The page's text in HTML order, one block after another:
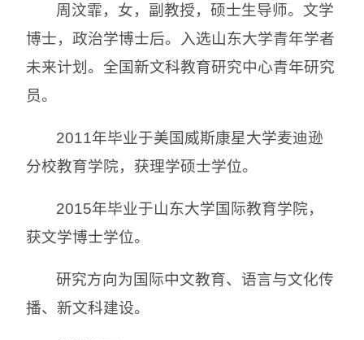
周汶霏，女，副教授，硕士生导师。文学
博士，政治学博士后。入选山东大学青年学者
未来计划。全国新文科教育研究中心青年研究
员。
2011年毕业于美国威斯康星大学麦迪逊
分校教育学院，获理学硕士学位。
2015年毕业于山东大学国际教育学院，
获文学博士学位。
研究方向为国际中文教育、语言与文化传
播、新文科建设。